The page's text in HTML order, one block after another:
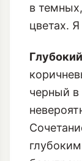
в
цветах.
черный в